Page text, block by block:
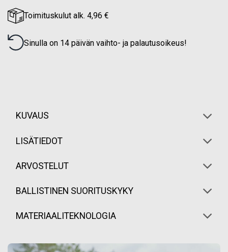
Toimituskulut alk. 4,96 €
Sinulla on 14 päivän vaihto- ja palautusoikeus!
KUVAUS
LISÄTIEDOT
ARVOSTELUT
BALLISTINEN SUORITUSKYKY
MATERIAALITEKNOLOGIA